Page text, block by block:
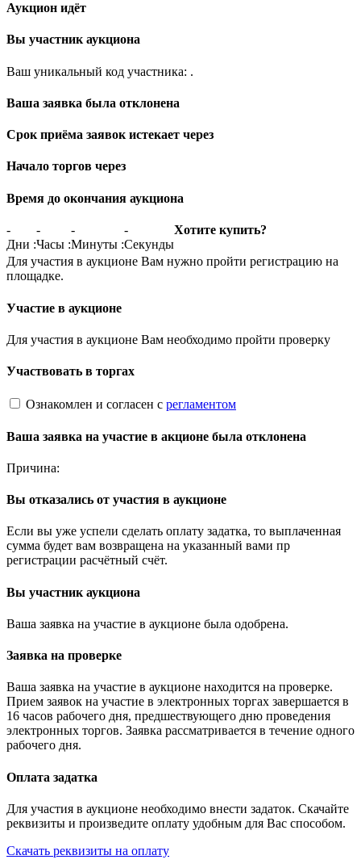
Аукцион идёт
Вы участник аукциона
Ваш уникальный код участника: .
Ваша заявка была отклонена
Срок приёма заявок истекает через
Начало торгов через
Время до окончания аукциона
-
Дни :
-
Часы :
-
Минуты :
-
Секунды
Хотите купить?
Для участия в аукционе Вам нужно пройти регистрацию на
площадке.
Участие в аукционе
Для участия в аукционе Вам необходимо пройти проверку
Участвовать в торгах
Ознакомлен и согласен с регламентом
Ваша заявка на участие в акционе была отклонена
Причина:
Вы отказались от участия в аукционе
Если вы уже успели сделать оплату задатка, то выплаченная
сумма будет вам возвращена на указанный вами пр
регистрации расчётный счёт.
Вы участник аукциона
Ваша заявка на участие в аукционе была одобрена.
Заявка на проверке
Ваша заявка на участие в аукционе находится на проверке.
Прием заявок на участие в электронных торгах завершается в
16 часов рабочего дня, предшествующего дню проведения
электронных торгов. Заявка рассматривается в течение одного
рабочего дня.
Оплата задатка
Для участия в аукционе необходимо внести задаток. Скачайте
реквизиты и произведите оплату удобным для Вас способом.
Скачать реквизиты на оплату